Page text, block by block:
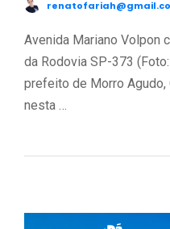
Avenida Mariano Volpon
da Rodovia SP-373
prefeito de Morro Agudo,
nesta …